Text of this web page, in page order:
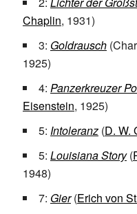
Chaplin, 1931)
3: Goldrausch
1925)
4: Panzerkreuzer
Eisenstein, 1925)
5: Intoleranz (D. W.
5: Louisiana Story(
1948)
7: Gier(Erich von